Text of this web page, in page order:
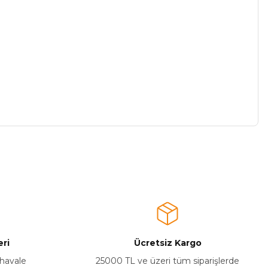
Ücretsiz Kargo
25000 TL ve üzeri tüm siparişlerde